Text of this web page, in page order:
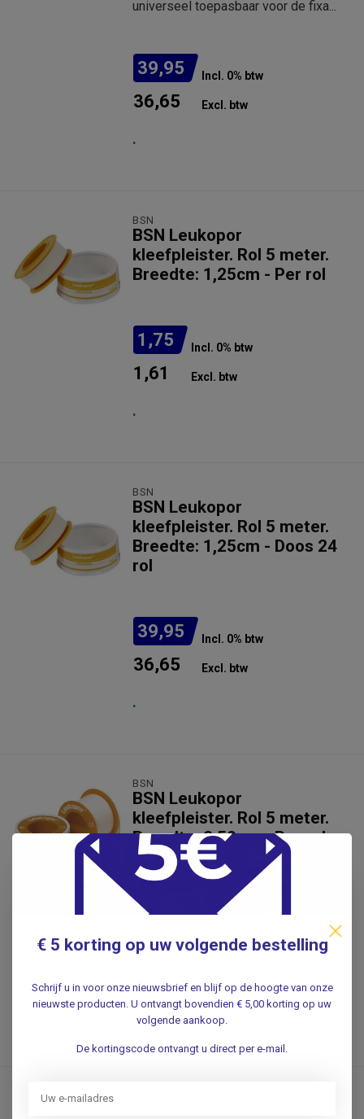
universeel toepasbaar voor de fixa...
39,95 Incl. 0% btw
36,65 Excl. btw
.
BSN
BSN Leukopor
kleefpleister. Rol 5 meter.
Breedte: 1,25cm - Per rol
1,75 Incl. 0% btw
1,61 Excl. btw
.
BSN
BSN Leukopor
kleefpleister. Rol 5 meter.
Breedte: 1,25cm - Doos 24
rol
39,95 Incl. 0% btw
36,65 Excl. btw
.
BSN
BSN Leukopor
kleefpleister. Rol 5 meter.
Breedte: 2,50cm - Per rol
Leukopor is een hypo-allergenen,
zachte hechtpleister die in het bijzo...
2,60 Incl. 0% btw
Excl. btw
€ 5 korting op uw volgende bestelling
Schrijf u in voor onze nieuwsbrief en blijf op de hoogte van onze
nieuwste producten. U ontvangt bovendien € 5,00 korting op uw
volgende aankoop.
De kortingscode ontvangt u direct per e-mail.